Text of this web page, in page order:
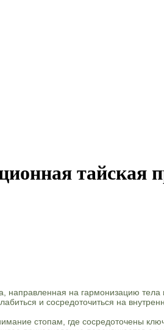
тайская
на гармонизацию
и сосредоточиться на
стопам, где сосредоточены